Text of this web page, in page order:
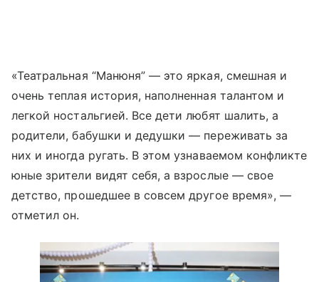
«Театральная “Манюня” — это яркая, смешная и
очень теплая история, наполненная талантом и
легкой ностальгией. Все дети любят шалить, а
родители, бабушки и дедушки — переживать за
них и иногда ругать. В этом узнаваемом конфликте
юные зрители видят себя, а взрослые — свое
детство, прошедшее в совсем другое время», —
отметил он.